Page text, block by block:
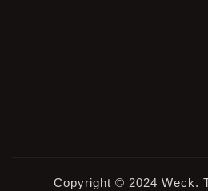
Copyright © 2024 Weck.